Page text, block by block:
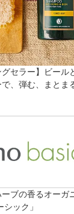
グセラー】ビール
、弾む、まとま
ブの香るオーガ
ック」